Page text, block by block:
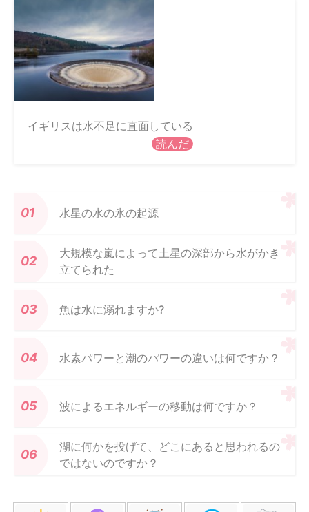
イギリスは水不足に直面している
読んだ
水星の水の氷の起源
大規模な嵐によって土星の深部から水がかき
立てられた
魚は水に溺れますか?
水素パワーと潮のパワーの違いは何ですか？
波によるエネルギーの移動は何ですか？
湖に何かを投げて、どこにあると思われるの
ではないのですか？